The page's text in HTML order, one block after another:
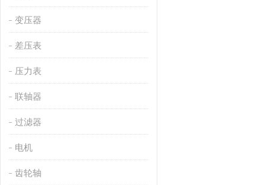
变压器
差压表
压力表
联轴器
过滤器
电机
齿轮轴